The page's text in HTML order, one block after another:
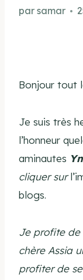
par samar
Bonjour tout
Je suis très
l’honneur
aminautes
cliquer sur
blogs.
Je profite de
chère Assia
profiter de